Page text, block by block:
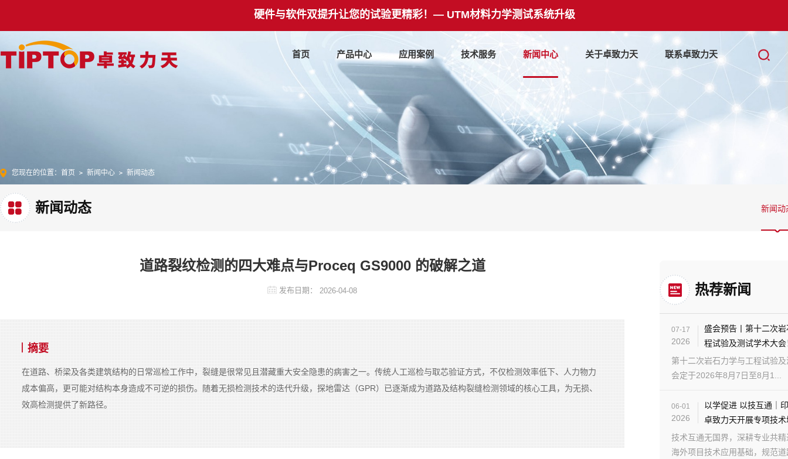
硬件与软件双提升让您的试验更精彩！— UTM材料力学测试系统升级
首页 产品中心 应用案例 技术服务 新闻中心 关于卓致力天 联系卓致力天
您现在的位置： 首页 新闻中心 新闻动态
新闻动态 新闻动
道路裂纹检测的四大难点与Proceq GS9000 的破解之道
发布日期： 2026-04-08
摘要
在道路、桥梁及各类建筑结构的日常巡检工作中，裂缝是很常见且潜藏重大安全隐患的病害之一。传统人工巡检与取芯验证方式，不仅检测效率低下、人力物力
成本偏高，更可能对结构本身造成不可逆的损伤。随着无损检测技术的迭代升级，探地雷达（GPR）已逐渐成为道路及结构裂缝检测领域的核心工具，为无损、
效高检测提供了新路径。
热荐新闻
07-17
2026
盛会预告丨第十二次
程试验及测试学术大会
第十二次岩石力学与工程试验
会定于2026年8月7日至8月1...
06-01
2026
以学促进 以技互通｜
卓致力天开展专项技
技术互通无国界，深耕专业共
海外项目技术应用基础，规范